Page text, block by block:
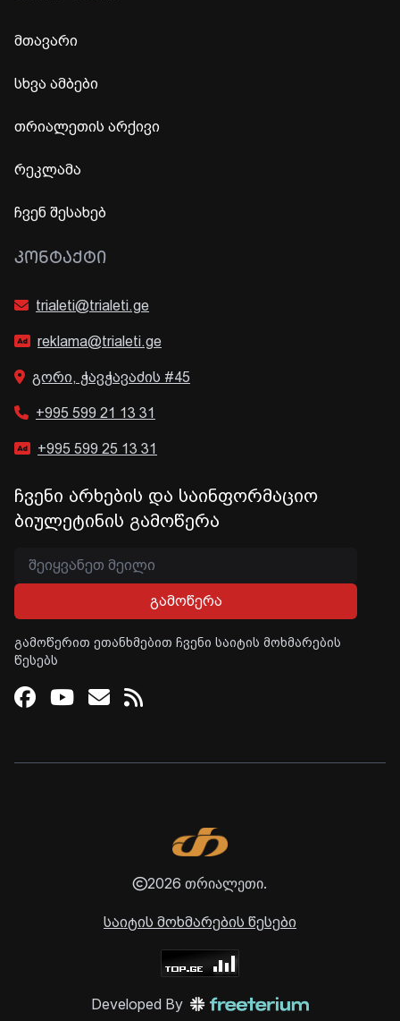
მთავარი
სხვა ამბები
თრიალეთის არქივი
რეკლამა
ჩვენ შესახებ
ᲙᲝᲜᲢᲐᲥᲢᲘ
trialeti@trialeti.ge
reklama@trialeti.ge
გორი, ჭავჭავაძის #45
+995 599 21 13 31
+995 599 25 13 31
ჩვენი არხების და საინფორმაციო
ბიულეტინის გამოწერა
გამოწერა
გამოწერით ეთანხმებით ჩვენი საიტის მოხმარების
წესებს
Facebook
Youtube
Email
RSS
2026 თრიალეთი.
საიტის მოხმარების წესები
Developed By